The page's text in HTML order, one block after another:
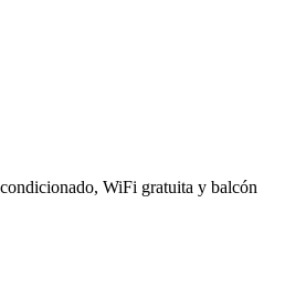
WiFi gratuita y balcón